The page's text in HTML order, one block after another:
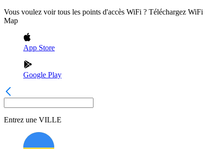
Vous voulez voir tous les points d'accès WiFi ? Téléchargez WiFi
Map
App Store
Google Play
Entrez une VILLE